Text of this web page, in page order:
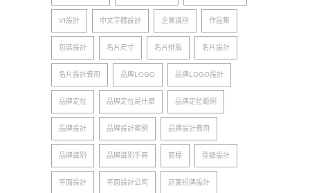
VI設計 中文字體設計 企業識別 作品集
包裝設計 名片尺寸 名片排版 名片設計
名片設計費用 品牌LOGO 品牌LOGO設計
品牌定位 品牌定位是什麼 品牌定位範例
品牌設計 品牌設計案例 品牌設計費用
品牌識別 品牌識別手冊 商標 型錄設計
平面設計 平面設計公司 店面招牌設計